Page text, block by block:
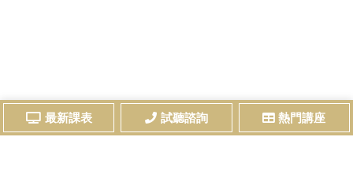
最新課表 試聽諮詢 熱門講座